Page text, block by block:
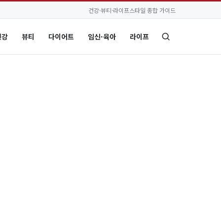
건강·뷰티·라이프스타일 종합 가이드
뷰티 다이어트 임신·육아 라이프